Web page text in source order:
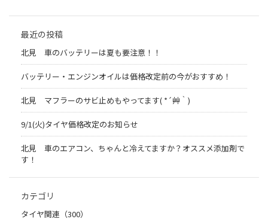
最近の投稿
北見 車のバッテリーは夏も要注意！！
バッテリー・エンジンオイルは価格改定前の今がおすすめ！
北見 マフラーのサビ止めもやってます( *´艸｀)
9/1(火)タイヤ価格改定のお知らせ
北見 車のエアコン、ちゃんと冷えてますか？オススメ添加剤で
す！
カテゴリ
タイヤ関連（300）